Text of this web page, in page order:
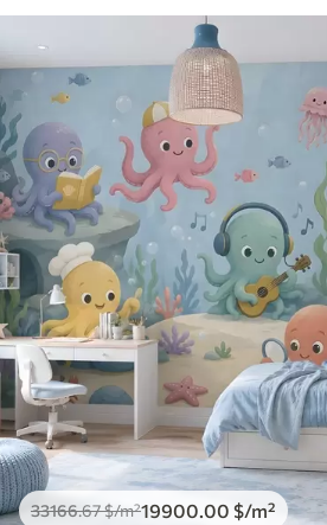
33166.67$/m²19900.00 $/m²